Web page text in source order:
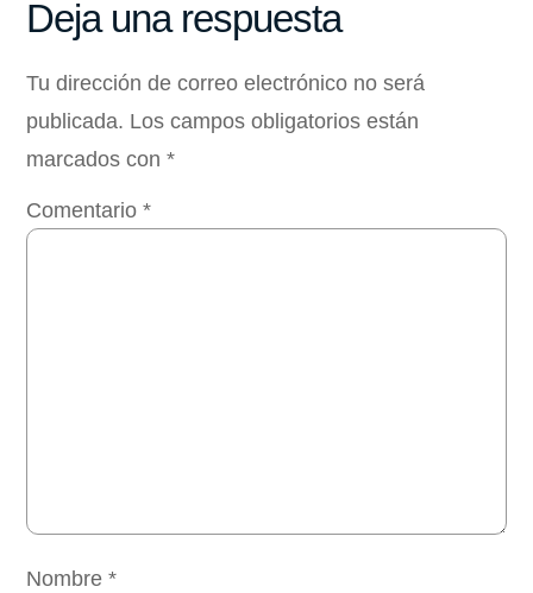
Deja una respuesta
Tu dirección de correo electrónico no será
publicada. Los campos obligatorios están
marcados con*
Comentario*
Nombre*